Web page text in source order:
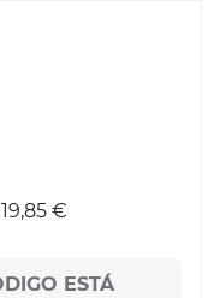
19,85 €
ESTÁ